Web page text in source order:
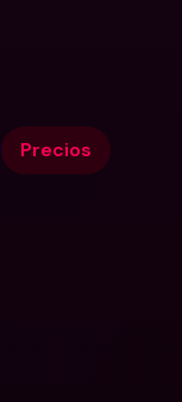
Precios